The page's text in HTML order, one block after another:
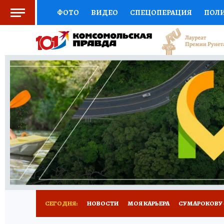
ФОТО ВИДЕО СПЕЦОПЕРАЦИЯ
СОЦПОДДЕРЖКА НАУКА АФИША
ВЫБОР ЭКСПЕРТОВ ДОКТОР
КНИЖНАЯ ПОЛКА ПРОГНОЗЫ НА СПОРТ
ПРЕСС-ЦЕНТР НЕДВИЖИМОСТЬ
РАДИО КП РЕКЛАМА ТЕСТЫ НОВОЕ
СЕГОДНЯ: НОВОСТИ МОЯ КАРЬЕРА СУМАРОКОВУ